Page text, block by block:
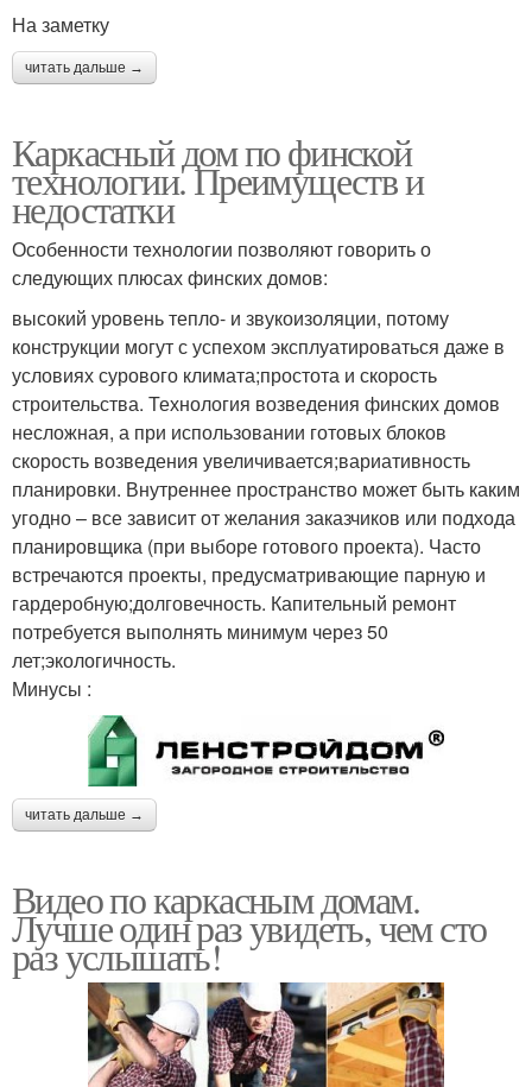
На заметку
читать дальше →
Каркасный дом по финской
технологии. Преимуществ и
недостатки
Особенности технологии позволяют говорить о
следующих плюсах финских домов:
высокий уровень тепло- и звукоизоляции, потому
конструкции могут с успехом эксплуатироваться даже в
условиях сурового климата;простота и скорость
строительства. Технология возведения финских домов
несложная, а при использовании готовых блоков
скорость возведения увеличивается;вариативность
планировки. Внутреннее пространство может быть каким
угодно – все зависит от желания заказчиков или подхода
планировщика (при выборе готового проекта). Часто
встречаются проекты, предусматривающие парную и
гардеробную;долговечность. Капительный ремонт
потребуется выполнять минимум через 50
лет;экологичность.
Минусы :
читать дальше →
Видео по каркасным домам.
Лучше один раз увидеть, чем сто
раз услышать!